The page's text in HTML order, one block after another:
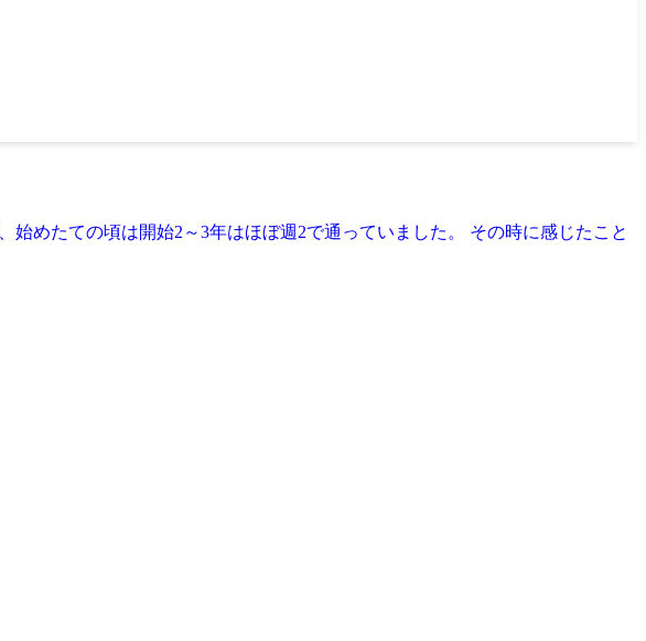
めたての頃は開始2～3年はほぼ週2で通っていました。 その時に感じたこと